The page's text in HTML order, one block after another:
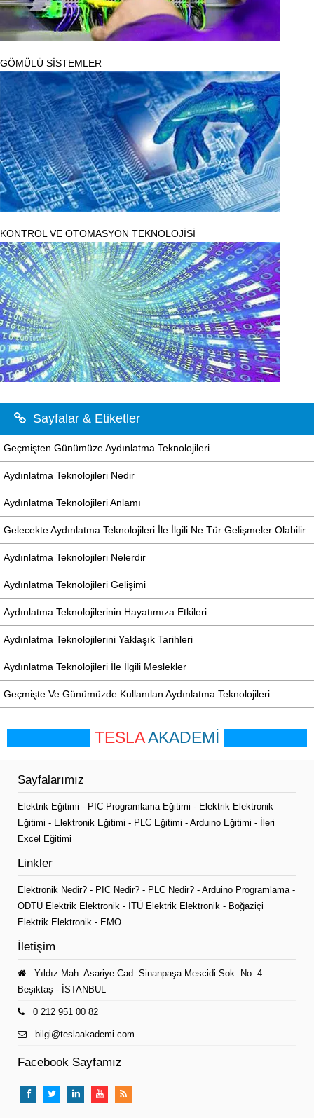
GÖMÜLÜ SİSTEMLER
KONTROL VE OTOMASYON TEKNOLOJİSİ
Sayfalar & Etiketler
Geçmişten Günümüze Aydınlatma Teknolojileri
Aydınlatma Teknolojileri Nedir
Aydınlatma Teknolojileri Anlamı
Gelecekte Aydınlatma Teknolojileri İle İlgili Ne Tür Gelişmeler Olabilir
Aydınlatma Teknolojileri Nelerdir
Aydınlatma Teknolojileri Gelişimi
Aydınlatma Teknolojilerinin Hayatımıza Etkileri
Aydınlatma Teknolojilerini Yaklaşık Tarihleri
Aydınlatma Teknolojileri İle İlgili Meslekler
Geçmişte Ve Günümüzde Kullanılan Aydınlatma Teknolojileri
TESLAAKADEMİ
Sayfalarımız
Elektrik Eğitimi - PIC Programlama Eğitimi - Elektrik Elektronik
Eğitimi - Elektronik Eğitimi - PLC Eğitimi - Arduino Eğitimi -
İleri
Excel Eğitimi
Linkler
Elektronik Nedir? - PIC Nedir? - PLC Nedir? - Arduino Programlama-
ODTÜ Elektrik Elektronik - İTÜ Elektrik Elektronik - Boğaziçi
Elektrik Elektronik - EMO
İletişim
Yıldız Mah. Asariye Cad. Sinanpaşa Mescidi Sok. No: 4
Beşiktaş - İSTANBUL
0 212 951 00 82
bilgi@teslaakademi.com
Facebook Sayfamız